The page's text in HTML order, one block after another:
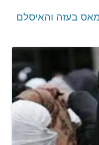
בעזה והאיסלם